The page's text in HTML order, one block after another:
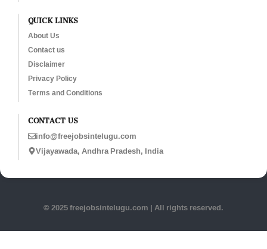
QUICK LINKS
About Us
Contact us
Disclaimer
Privacy Policy
Terms and Conditions
CONTACT US
info@freejobsintelugu.com
Vijayawada, Andhra Pradesh, India
© 2025 freejobsintelugu.com | All rights reserved.